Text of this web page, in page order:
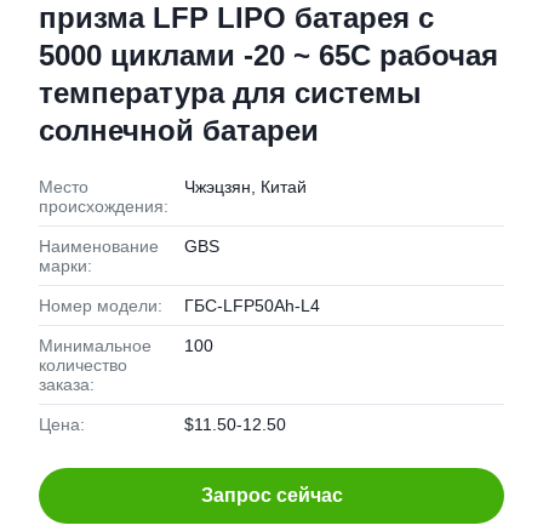
призма LFP LIPO батарея с
5000 циклами -20 ~ 65C рабочая
температура для системы
солнечной батареи
Место
происхождения:
Чжэцзян, Китай
Наименование
марки:
GBS
Номер модели: ГБС-LFP50Ah-L4
Минимальное
количество
заказа:
100
Цена: $11.50-12.50
Запрос сейчас